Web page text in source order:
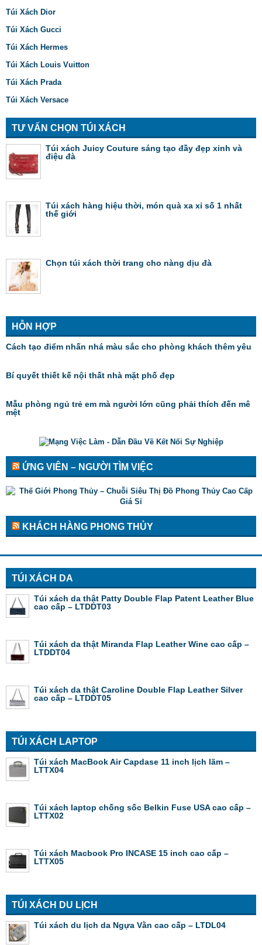
Túi Xách Dior
Túi Xách Gucci
Túi Xách Hermes
Túi Xách Louis Vuitton
Túi Xách Prada
Túi Xách Versace
TƯ VẤN CHỌN TÚI XÁCH
Túi xách Juicy Couture sáng tạo đầy đẹp xinh và
điệu đà
Túi xách hàng hiệu thời, món quà xa xỉ số 1 nhất
thế giới
Chọn túi xách thời trang cho nàng dịu đà
HỖN HỢP
Cách tạo điểm nhấn nhá màu sắc cho phòng khách thêm yêu
Bí quyết thiết kế nội thất nhà mặt phố đẹp
Mẫu phòng ngủ trẻ em mà người lớn cũng phải thích đến mê
mệt
ỨNG VIÊN – NGƯỜI TÌM VIỆC
KHÁCH HÀNG PHONG THỦY
TÚI XÁCH DA
Túi xách da thật Patty Double Flap Patent Leather Blue
cao cấp – LTDDT03
Túi xách da thật Miranda Flap Leather Wine cao cấp –
LTDDT04
Túi xách da thật Caroline Double Flap Leather Silver
cao cấp – LTDDT05
TÚI XÁCH LAPTOP
Túi xách MacBook Air Capdase 11 inch lịch lãm –
LTTX04
Túi xách laptop chống sốc Belkin Fuse USA cao cấp –
LTTX02
Túi xách Macbook Pro INCASE 15 inch cao cấp –
LTTX05
TÚI XÁCH DU LỊCH
Túi xách du lịch da Ngựa Vằn cao cấp – LTDL04